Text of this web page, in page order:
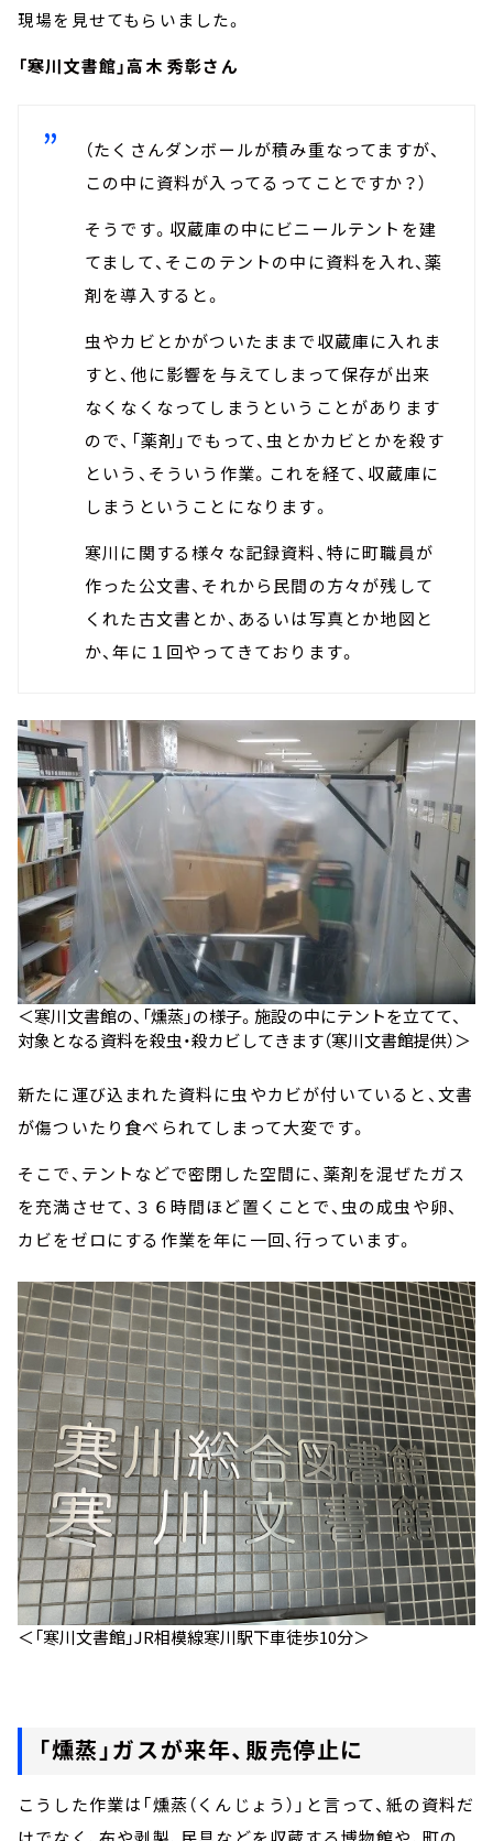
現場を見せてもらいました。
「寒川文書館」高木 秀彰さん
（たくさんダンボールが積み重なってますが、
この中に資料が入ってるってことですか？）
そうです。収蔵庫の中にビニールテントを建
てまして、そこのテントの中に資料を入れ、薬
剤を導入すると。
虫やカビとかがついたままで収蔵庫に入れま
すと、他に影響を与えてしまって保存が出来
なくなくなってしまうということがあります
ので、「薬剤」でもって、虫とかカビとかを殺す
という、そういう作業。これを経て、収蔵庫に
しまうということになります。
寒川に関する様々な記録資料、特に町職員が
作った公文書、それから民間の方々が残して
くれた古文書とか、あるいは写真とか地図と
か、年に１回やってきております。
＜寒川文書館の、「燻蒸」の様子。施設の中にテントを立てて、
対象となる資料を殺虫・殺カビしてきます（寒川文書館提供）＞
新たに運び込まれた資料に虫やカビが付いていると、文書
が傷ついたり食べられてしまって大変です。
そこで、テントなどで密閉した空間に、薬剤を混ぜたガス
を充満させて、３６時間ほど置くことで、虫の成虫や卵、
カビをゼロにする作業を年に一回、行っています。
＜「寒川文書館」JR相模線寒川駅下車徒歩10分＞
「燻蒸」ガスが来年、販売停止に
こうした作業は「燻蒸（くんじょう）」と言って、紙の資料だ